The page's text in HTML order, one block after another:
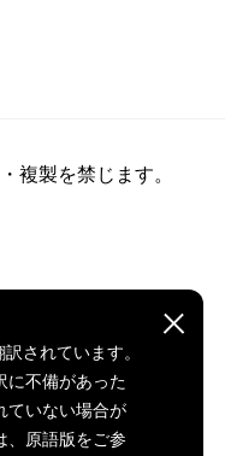
されています。
に不備があった
ていない場合が
、原語版をご参
製を禁じます。